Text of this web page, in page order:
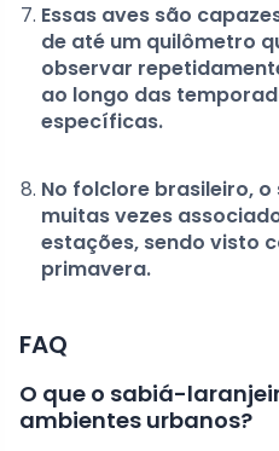
Essas aves são
de até um quilômetro
observar
ao longo das
específicas.
No folclore brasileiro,
muitas vezes
estações, sendo visto
primavera.
FAQ
O que o sabiá-
ambientes urbanos?